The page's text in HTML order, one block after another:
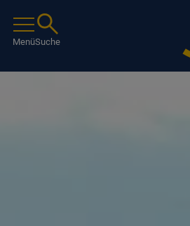
MenüSuche